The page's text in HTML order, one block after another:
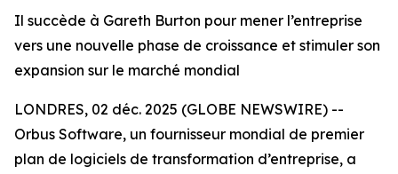
Il succède à Gareth Burton pour mener l’entreprise
vers une nouvelle phase de croissance et stimuler son
expansion sur le marché mondial
LONDRES, 02 déc. 2025 (GLOBE NEWSWIRE) --
Orbus Software, un fournisseur mondial de premier
plan de logiciels de transformation d’entreprise, a